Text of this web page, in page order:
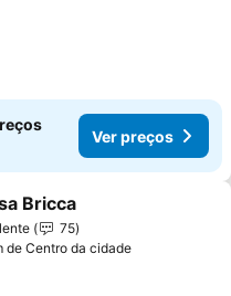
Ver preços
aos favoritos
Bricca
75
de Centro da cidade